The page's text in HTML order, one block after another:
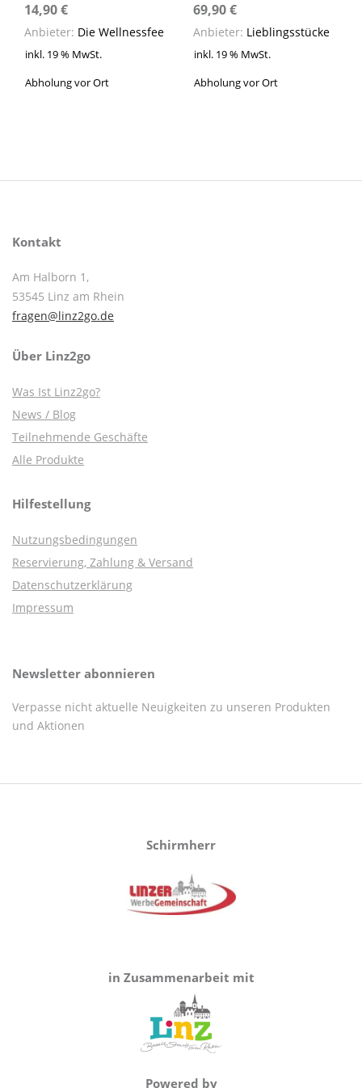
14,90€
Anbieter: Die Wellnessfee
inkl. 19 % MwSt.
Abholung vor Ort
69,90€
Anbieter: Lieblingsstücke
inkl. 19 % MwSt.
Abholung vor Ort
Kontakt
Am Halborn 1,
53545 Linz am Rhein
fragen@linz2go.de
Über Linz2go
Was Ist Linz2go?
News / Blog
Teilnehmende Geschäfte
Alle Produkte
Hilfestellung
Nutzungsbedingungen
Reservierung, Zahlung & Versand
Datenschutzerklärung
Impressum
Newsletter abonnieren
Verpasse nicht aktuelle Neuigkeiten zu unseren Produkten
und Aktionen
Schirmherr
in Zusammenarbeit mit
Powered by